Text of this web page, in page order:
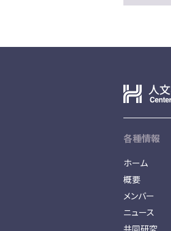
各種情報
ホーム
概要
メンバー
ニュース